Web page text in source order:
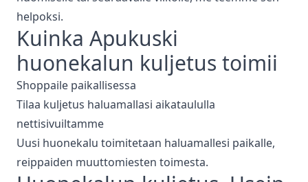
helpoksi.
Kuinka Apukuski
huonekalun kuljetus toimii
Shoppaile paikallisessa
Tilaa kuljetus haluamallasi aikataululla
nettisivuiltamme
Uusi huonekalu toimitetaan haluamallesi paikalle,
reippaiden muuttomiesten toimesta.